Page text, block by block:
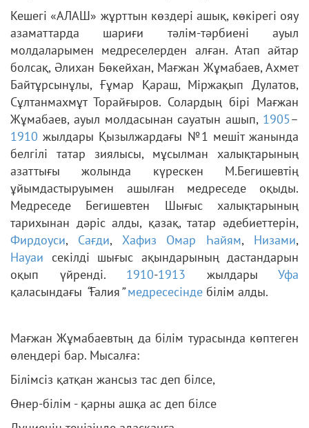
Кешегі «АЛАШ» жұрттын көздері ашық, көкірегі ояу
азаматтарда шариғи тәлім-тәрбиені ауыл
молдаларымен медреселерден алған. Атап айтар
болсақ, Әлихан Бөкейхан, Мағжан Жұмабаев, Ахмет
Байтұрсынұлы, Ғұмар Қараш, Міржақып Дулатов,
Сұлтанмахмұт Торайғыров. Солардың бірі Мағжан
Жұмабаев, ауыл молдасынан сауатын ашып, 1905–
1910 жылдары Қызылжардағы №1 мешіт жанында
белгілі татар зиялысы, мұсылман халықтарының
азаттығы жолында күрескен М.Бегишевтің
ұйымдастыруымен ашылған медреседе оқыды.
Медреседе Бегишевтен Шығыс халықтарының
тарихынан дәріс алды, қазақ, татар әдебиеттерін,
Фирдоуси, Сағди, Хафиз Омар Һайям, Низами,
Науаи секілді шығыс ақындарының дастандарын
оқып үйренді. 1910-1913 жылдары Уфа
қаласындағы “Ғалия” медресесінде білім алды.
Мағжан Жұмабаевтың да білім турасында көптеген
өлеңдері бар. Мысалға:
Білімсіз қатқан жансыз тас деп білсе,
Өнер-білім - қарны ашқа ас деп білсе